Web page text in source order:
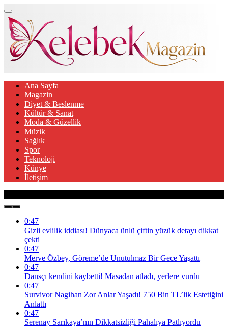
Ana Sayfa
Magazin
Diyet & Beslenme
Kültür & Sanat
Moda & Güzellik
Müzik
Sağlık
Spor
Teknoloji
Künye
İletişim
0:47
Gizli evlilik iddiası! Dünyaca ünlü çiftin yüzük detayı dikkat
çekti
0:47
Merve Özbey, Göreme’de Unutulmaz Bir Gece Yaşattı
0:47
Dansçı kendini kaybetti! Masadan atladı, yerlere vurdu
0:47
Survivor Nagihan Zor Anlar Yaşadı! 750 Bin TL’lik Estetiğini
Anlattı
0:47
Serenay Sarıkaya’nın Dikkatsizliği Pahalıya Patlıyordu